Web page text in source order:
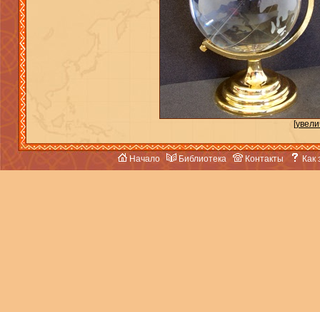
Начало Библиотека Контакты Как